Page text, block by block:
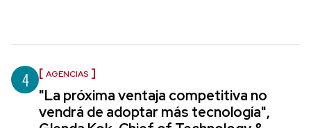
4 AGENCIAS
"La próxima ventaja competitiva no
vendrá de adoptar más tecnología",